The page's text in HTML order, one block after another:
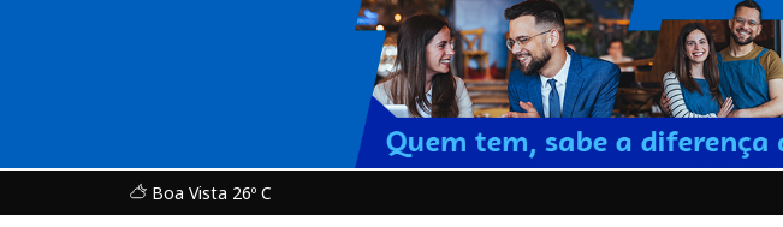
Boa Vista 26º C